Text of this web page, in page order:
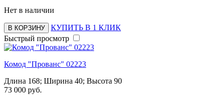
Нет в наличии
В КОРЗИНУ
КУПИТЬ В 1 КЛИК
Быстрый просмотр
Комод "Прованс" 02223
Длина 168; Ширина 40; Высота 90
73 000 руб.